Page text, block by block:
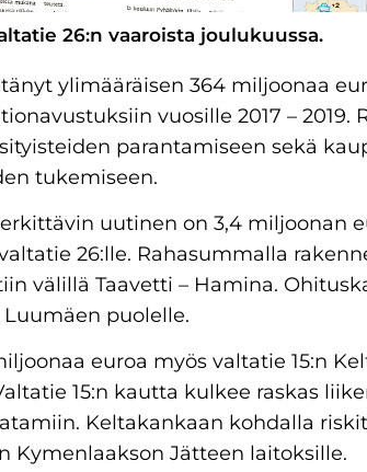
26:n vaaroista joulukuussa.
ylimääräisen 364 miljoonaa
vuosille 2017 –
parantamiseen sekä
tukemiseen.
uutinen on 3,4 miljoonan
26:lle. Rahasummalla
välillä Taavetti – Hamina.
puolelle.
euroa myös valtatie 15:n
15:n kautta kulkee raskas
Keltakankaan kohdalla
Kymenlaakson Jätteen laitoksille.